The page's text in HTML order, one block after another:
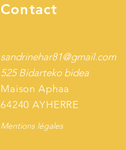
Contact
sandrinehar81@gmail.com
525 Bidarteko bidea
Maison Aphaa
64240 AYHERRE
Mentions légales